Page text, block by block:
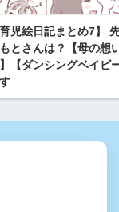
育児絵日記まとめ7】
とさんは？【母の想
【ダンシングベイビ